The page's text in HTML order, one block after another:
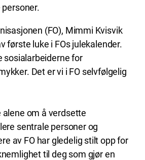
(FO), Mimmi Kvisvik
første luke i FOs julekalender.
sosialarbeiderne for
Det er vi i FO selvfølgelig
alene om å verdsette
sentrale personer og
av FO har gledelig stilt opp for
til deg som gjør en